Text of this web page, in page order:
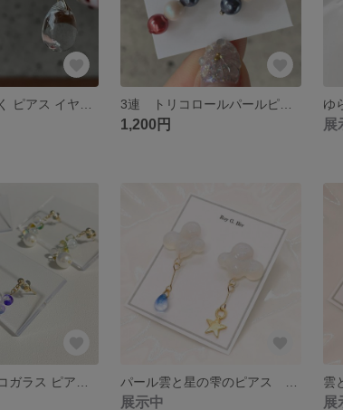
3連 トリコロールパールピアス
1,200円 展
展示中 展